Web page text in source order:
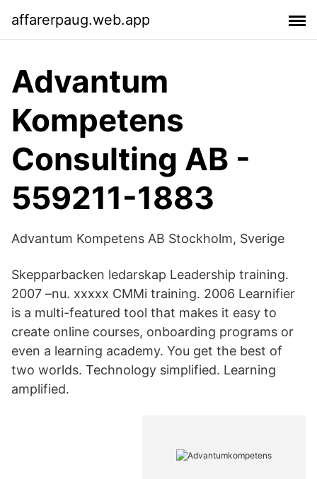
affarerpaug.web.app
Advantum
Kompetens
Consulting AB -
559211-1883
Advantum Kompetens AB Stockholm, Sverige
Skepparbacken ledarskap Leadership training.
2007 –nu. xxxxx CMMi training. 2006 Learnifier
is a multi-featured tool that makes it easy to
create online courses, onboarding programs or
even a learning academy. You get the best of
two worlds. Technology simplified. Learning
amplified.